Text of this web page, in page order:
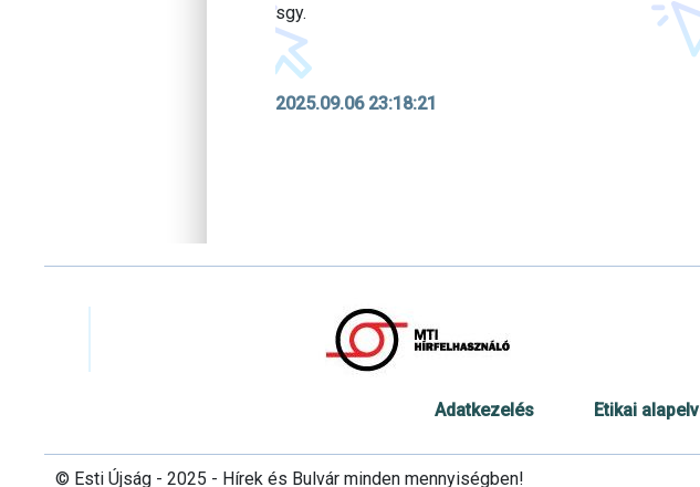
sgy.
2025.09.06 23:18:21
Adatkezelés Etikai
© Esti Újság - 2025 - Hírek és Bulvár minden mennyiségben!